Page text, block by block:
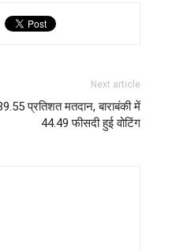
Next article
प्रत‍िशत मतदान, बाराबंकी में
44.49 फीसदी हुई वोट‍िंग